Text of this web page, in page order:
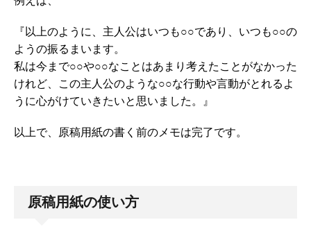
『以上のように、主人公はいつも○○であり、いつも○○の
ようの振るまいます。
私は今まで○○や○○なことはあまり考えたことがなかった
けれど、この主人公のような○○な行動や言動がとれるよ
うに心がけていきたいと思いました。』
以上で、原稿用紙の書く前のメモは完了です。
原稿用紙の使い方